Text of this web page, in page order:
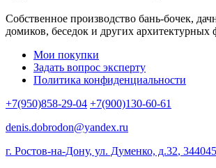
Собственное производство бань-бочек,
домиков, беседок и других архитектурных
Мои покупки
Задать вопрос эксперту
Политика конфиденциальности
+7(950)858-29-04 +7(900)130-60-61
denis.dobrodon@yandex.ru
г. Ростов-на-Дону, ул. Думенко, д.32, 344045